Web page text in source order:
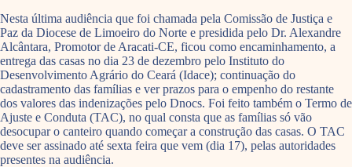
Nesta última audiência que foi chamada pela Comissão de Justiça e
Paz da Diocese de Limoeiro do Norte e presidida pelo Dr. Alexandre
Alcântara, Promotor de Aracati-CE, ficou como encaminhamento, a
entrega das casas no dia 23 de dezembro pelo Instituto do
Desenvolvimento Agrário do Ceará (Idace); continuação do
cadastramento das famílias e ver prazos para o empenho do restante
dos valores das indenizações pelo Dnocs. Foi feito também o Termo de
Ajuste e Conduta (TAC), no qual consta que as famílias só vão
desocupar o canteiro quando começar a construção das casas. O TAC
deve ser assinado até sexta feira que vem (dia 17), pelas autoridades
presentes na audiência.